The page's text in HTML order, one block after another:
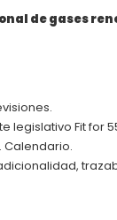
de gases
legislativo Fit for
Calendario.